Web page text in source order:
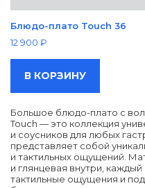
Блюдо-плато Touch 36
12 900 ₽
В КОРЗИНУ
Большое блюдо-плато с
Touch — это коллекция
и соусников для любых
представляет собой
и тактильных ощущений.
и глянцевая внутри,
тактильные ощущения и